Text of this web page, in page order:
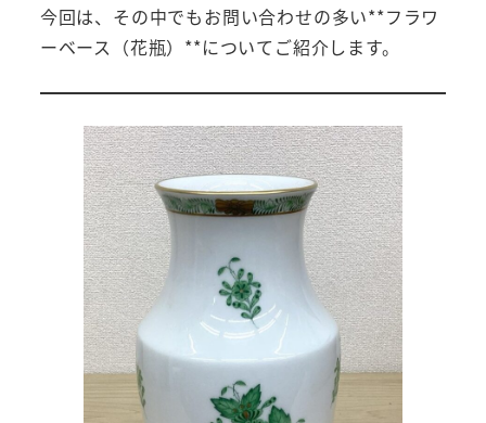
今回は、その中でもお問い合わせの多い**フラワ
ーベース（花瓶）**についてご紹介します。